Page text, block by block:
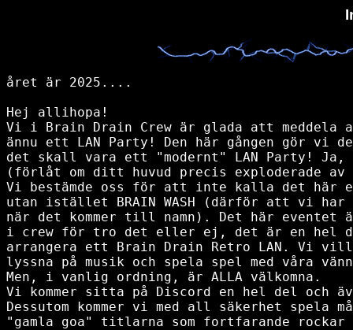
året är 2025....
Hej allihopa!
Vi i Brain Drain Crew är glada att
ännu ett LAN Party! Den här gången gör vi
det skall vara ett "modernt" LAN Party! Ja,
(förlåt om ditt huvud precis exploderade
Vi bestämde oss för att inte kalla det här
utan istället BRAIN WASH (därför att vi
när det kommer till namn). Det här
i crew för tro det eller ej, det är en hel
arrangera ett Brain Drain Retro LAN. Vi
lyssna på musik och spela spel med våra
Men, i vanlig ordning, är ALLA välkomna.
Vi kommer sitta på Discord en hel del och
Dessutom kommer vi med all säkerhet spela
"gamla goa" titlarna som fortfarande